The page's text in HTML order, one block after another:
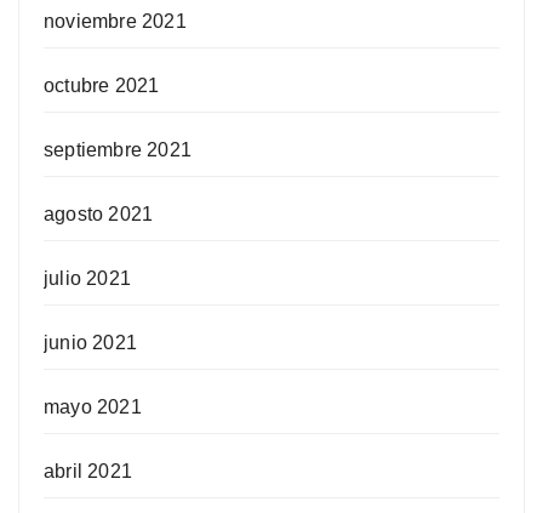
noviembre 2021
octubre 2021
septiembre 2021
agosto 2021
julio 2021
junio 2021
mayo 2021
abril 2021